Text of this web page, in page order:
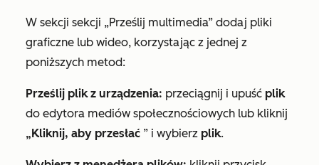
W sekcji sekcji „Prześlij multimedia” dodaj pliki
graficzne lub wideo, korzystając z jednej z
poniższych metod:
Prześlij plik z urządzenia: przeciągnij i upuść plik
do edytora mediów społecznościowych lub kliknij
„Kliknij, aby przesłać ” i wybierz plik.